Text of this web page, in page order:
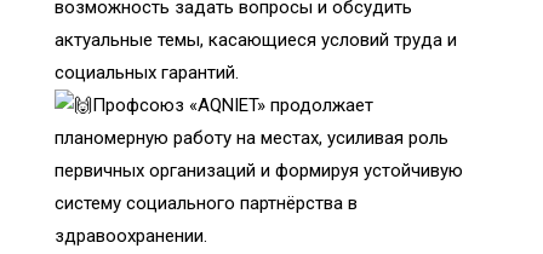
возможность задать вопросы и обсудить
актуальные темы, касающиеся условий труда и
социальных гарантий.
Профсоюз «AQNIET» продолжает
планомерную работу на местах, усиливая роль
первичных организаций и формируя устойчивую
систему социального партнёрства в
здравоохранении.